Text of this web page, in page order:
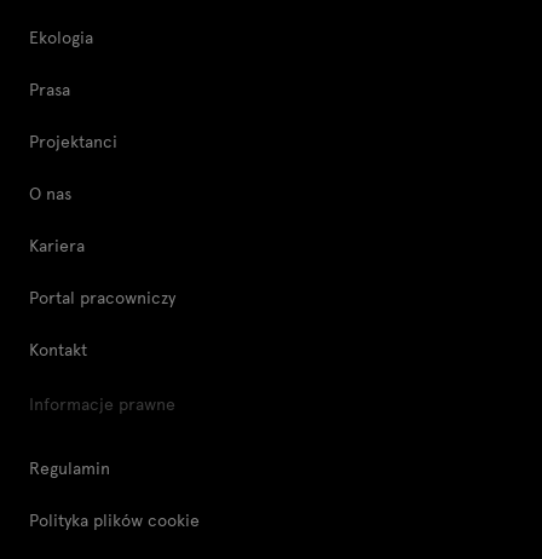
Ekologia
Prasa
Projektanci
O nas
Kariera
Portal pracowniczy
Kontakt
Informacje prawne
Regulamin
Polityka plików cookie